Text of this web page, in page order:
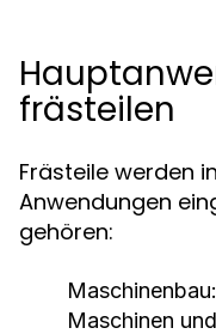
frästeilen
Frästeile werden
Anwendungen
gehören:
Maschinen